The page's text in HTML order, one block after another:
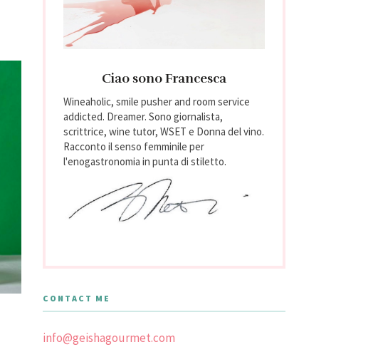
Ciao sono Francesca
Wineaholic, smile pusher and room service
addicted. Dreamer. Sono giornalista,
scrittrice, wine tutor, WSET e Donna del vino.
Racconto il senso femminile per
l'enogastronomia in punta di stiletto.
CONTACT ME
info@geishagourmet.com